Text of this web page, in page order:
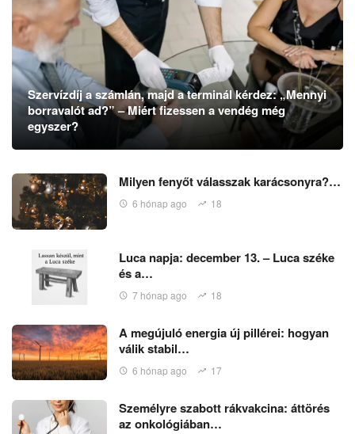
Szervízdíj a számlán, majd a terminál kérdez: „Mennyi
borravalót ad?” – Miért fizessen a vendég még
egyszer?
Milyen fenyőt válasszak karácsonyra?…
6 hónap ago 18
Luca napja: december 13. – Luca széke
és a…
7 hónap ago 18
A megújuló energia új pillérei: hogyan
válik stabil…
6 hónap ago 17
Személyre szabott rákvakcina: áttörés
az onkológiában…